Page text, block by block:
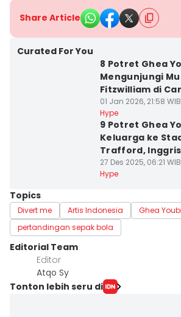
Share Article
Curated For You
8 Potret Ghea
Mengunjungi
Fitzwilliam di
01 Jan 2026, 21:58 WIB
Hype
9 Potret Ghea
Keluarga ke
Trafford,
27 Des 2025, 06:21 WIB
Hype
Topics
Divert me Artis Indonesia Ghea Youbi
pertandingan sepak bola
Editorial Team
Editor
Atqo Sy
Tonton lebih seru di